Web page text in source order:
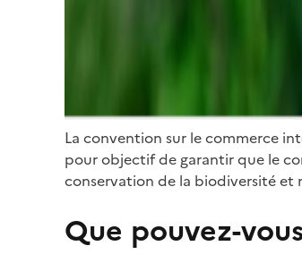
La convention sur le commerce
pour objectif de garantir que le
conservation de la biodiversité et
Que pouvez-